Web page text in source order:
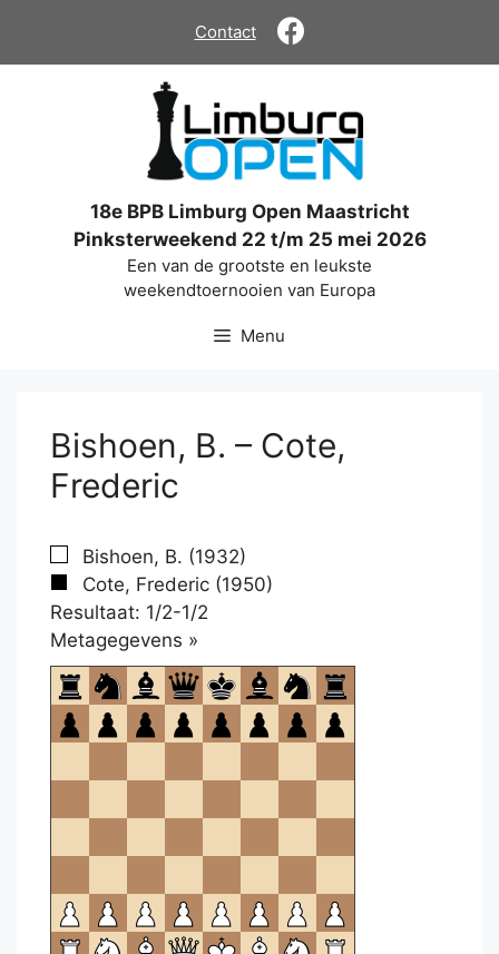
de
Contact
18e BPB Limburg Open Maastricht
Pinksterweekend 22 t/m 25 mei 2026
Een van de grootste en leukste
weekendtoernooien van Europa
Menu
Bishoen, B. – Cote,
Frederic
Bishoen, B. (1932)
Cote, Frederic (1950)
Resultaat: 1/2-1/2
Metagegevens »
om
te
openen.